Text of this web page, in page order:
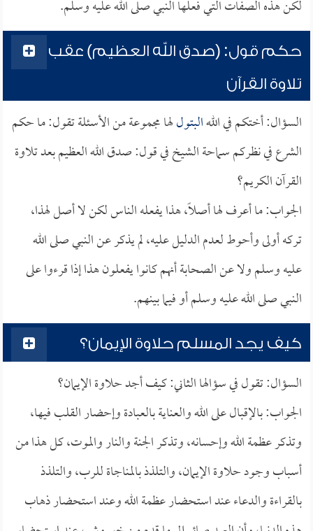
لكن هذه الصفات التي فعلها النبي صلى الله عليه وسلم.
حكم قول: (صدق الله العظيم) عقب
تلاوة القرآن
السؤال: أختكم في اللهالبتوللها مجموعة من الأسئلة تقول: ما حكم
الشرع في نظركم سماحة الشيخ في قول: صدق الله العظيم بعد تلاوة
القرآن الكريم؟
الجواب: ما أعرف لها أصلاً، هذا يفعله الناس لكن لا أصل لهذا،
تركه أولى وأحوط لعدم الدليل عليه، لم يذكر عن النبي صلى الله
عليه وسلم ولا عن الصحابة أنهم كانوا يفعلون هذا إذا قرءوا على
النبي صلى الله عليه وسلم أو فيما بينهم.
كيف يجد المسلم حلاوة الإيمان؟
السؤال: تقول في سؤالها الثاني: كيف أجد حلاوة الإيمان؟
الجواب: بالإقبال على الله والعناية بالعبادة وإحضار القلب فيها،
وتذكر عظمة الله وإحسانه، وتذكر الجنة والنار والموت، كل هذا من
أسباب وجود حلاوة الإيمان، والتلذذ بالمناجاة للرب، والتلذذ
بالقراءة والدعاء عند استحضار عظمة الله وعند استحضار ذهاب